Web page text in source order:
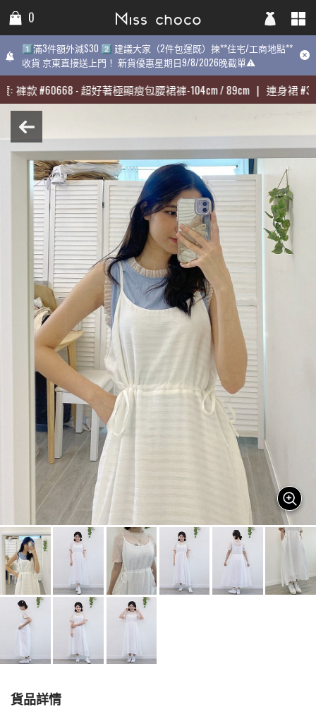
0
1️⃣滿3件額外減$30 2️⃣ 建議大家（2件包運既）揀**住宅/工商地點**
收貨 京東直接送上門！ 新貨優惠星期日9/8/2026晚截單⚠️
褲款#60668-超好著極顯瘦包腰裙褲-104cm / 89cm | 連身裙#
0
1️⃣滿3件額外減$30 2️⃣ 建議大家（2件包運既）揀**住宅/工商地點**
收貨 京東直接送上門！ 新貨優惠星期日9/8/2026晚截單⚠️
褲款#60668-超好著極顯瘦包腰裙褲-104cm / 89cm | 連身裙#
1️⃣滿3件額外減$30 2️⃣ 建議大家（2件包運既）揀**住宅/工商地點**
9/8/2026晚截單⚠️
最熱賣: 褲款#60668-超好著極顯瘦包腰裙褲-104cm / 89cm | 連
貨品詳情